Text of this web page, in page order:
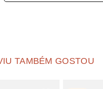
TAMBÉM GOSTOU